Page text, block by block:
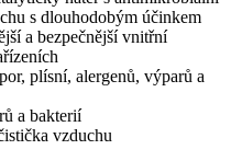
s dlouhodobým účinkem
a bezpečnější vnitřní
plísní, alergenů, výparů a
a bakterií
vzduchu